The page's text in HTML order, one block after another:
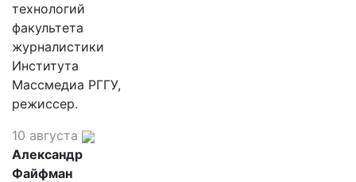
технологий
факультета
журналистики
Института
Массмедиа РГГУ,
режиссер.
10 августа
Александр
Файфман